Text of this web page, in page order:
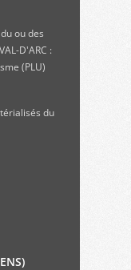
ou des
D'ARC :
(PLU)
du